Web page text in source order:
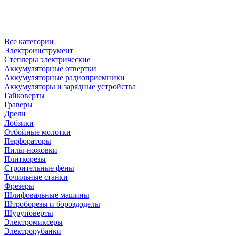
Все категории
Электроинструмент
Степлеры электрические
Аккумуляторные отвертки
Аккумуляторные радиоприемники
Аккумуляторы и зарядные устройства
Гайковерты
Граверы
Дрели
Лобзики
Отбойные молотки
Перфораторы
Пилы-ножовки
Плиткорезы
Строительные фены
Точильные станки
Фрезеры
Шлифовальные машины
Штроборезы и бороздоделы
Шуруповерты
Электромиксеры
Электрорубанки